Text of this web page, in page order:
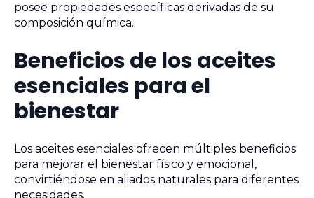
posee propiedades específicas derivadas de su
composición química.
Beneficios de los aceites
esenciales para el
bienestar
Los aceites esenciales ofrecen múltiples beneficios
para mejorar el bienestar físico y emocional,
convirtiéndose en aliados naturales para diferentes
necesidades.